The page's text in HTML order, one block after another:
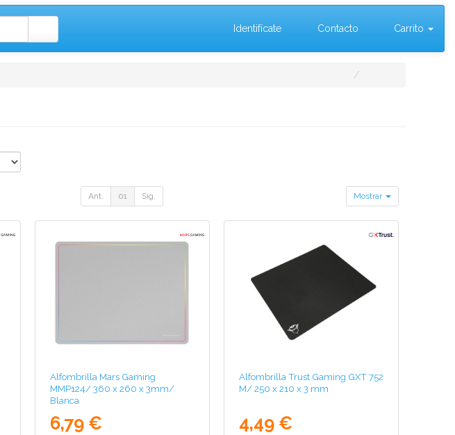
Identifícate Contacto Carrito
Ant. 01 Sig. Mostrar
Alfombrilla Mars Gaming
MMP124/ 360 x 260 x 3mm/
Blanca
6,79 €
Alfombrilla Trust Gaming GXT 752
M/ 250 x 210 x 3 mm
4,49 €